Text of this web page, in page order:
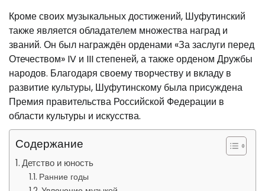
Кроме своих музыкальных достижений, Шуфутинский
также является обладателем множества наград и
званий. Он был награждён орденами «За заслуги перед
Отечеством» IV и III степеней, а также орденом Дружбы
народов. Благодаря своему творчеству и вкладу в
развитие культуры, Шуфутинскому была присуждена
Премия правительства Российской Федерации в
области культуры и искусства.
Содержание
Детство и юность
Ранние годы